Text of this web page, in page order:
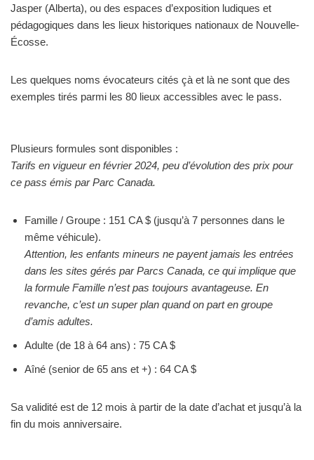
Jasper (Alberta), ou des espaces d’exposition ludiques et
pédagogiques dans les lieux historiques nationaux de Nouvelle-
Écosse.
Les quelques noms évocateurs cités çà et là ne sont que des
exemples tirés parmi les 80 lieux accessibles avec le pass.
Plusieurs formules sont disponibles :
Tarifs en vigueur en février 2024, peu d’évolution des prix pour
ce pass émis par Parc Canada.
Famille / Groupe : 151 CA $ (jusqu’à 7 personnes dans le
même véhicule).
Attention, les enfants mineurs ne payent jamais les entrées
dans les sites gérés par Parcs Canada, ce qui implique que
la formule Famille n’est pas toujours avantageuse. En
revanche, c’est un super plan quand on part en groupe
d’amis adultes.
Adulte (de 18 à 64 ans) : 75 CA $
Aîné (senior de 65 ans et +) : 64 CA $
Sa validité est de 12 mois à partir de la date d’achat et jusqu’à la
fin du mois anniversaire.